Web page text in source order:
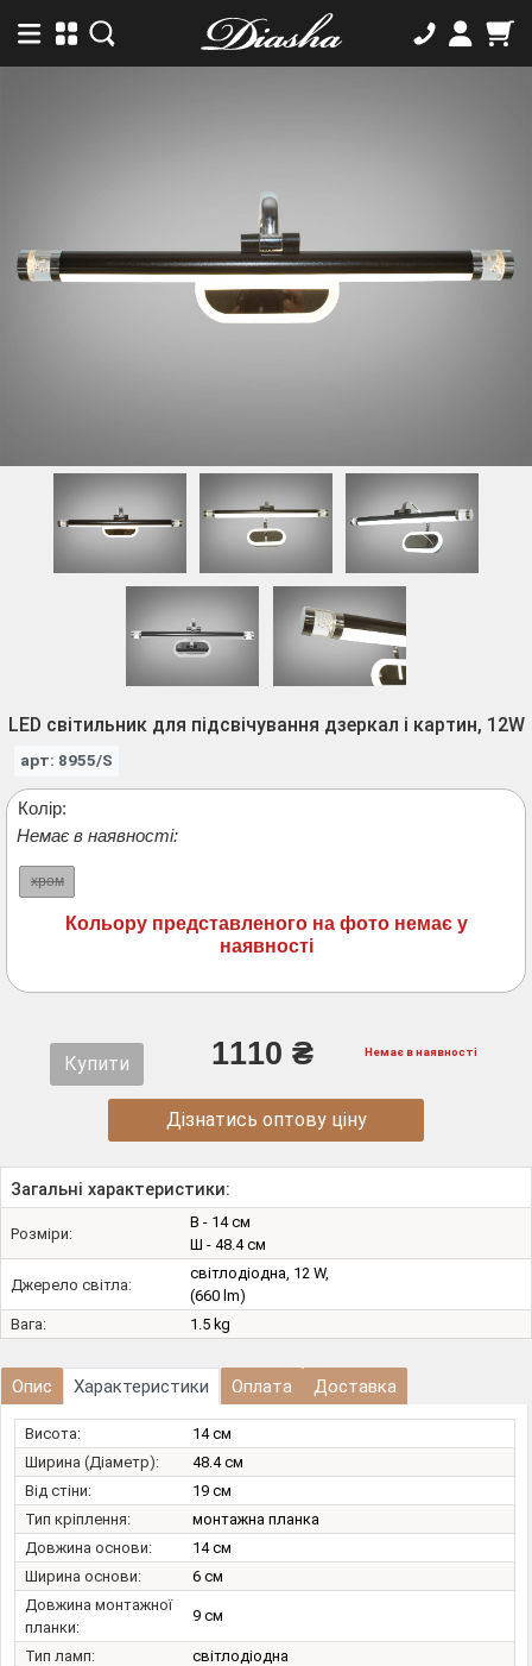
LED світильник для підсвічування дзеркал і картин, 12W
арт: 8955/S
Колір:
Немає в наявності:
хром
Кольору представленого на фото немає у
наявності
Купити 1110 ₴ Немає в наявності
Дізнатись оптову ціну
Загальні характеристики:
Розміри:
В - 14 см
Ш - 48.4 см
Джерело світла:
світлодіодна, 12 W,
(660 lm)
Вага:
1.5 kg
Опис Характеристики Оплата Доставка
Висота:
14 см
Ширина (Діаметр):
48.4 см
Від стіни:
19 см
Тип кріплення:
монтажна планка
Довжина основи:
14 см
Ширина основи:
6 см
Довжина монтажної
планки:
9 см
Тип ламп:
світлодіодна